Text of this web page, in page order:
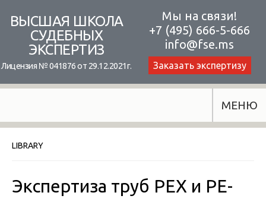
content
ВЫСШАЯ ШКОЛА
СУДЕБНЫХ
ЭКСПЕРТИЗ
Лицензия № 041876 от 29.12.2021г.
Мы на связи!
+7 (495) 666-5-666
info@fse.ms
Заказать экспертизу
МЕНЮ
LIBRARY
Экспертиза труб PEX и PE-